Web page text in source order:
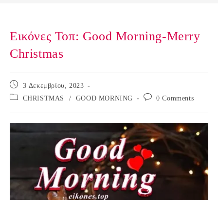
Εικόνες Τοπ: Good Morning-Merry
Christmas
Post
published:
3 Δεκεμβρίου, 2023
Post
CHRISTMAS / GOOD MORNING
Post 0 Comments